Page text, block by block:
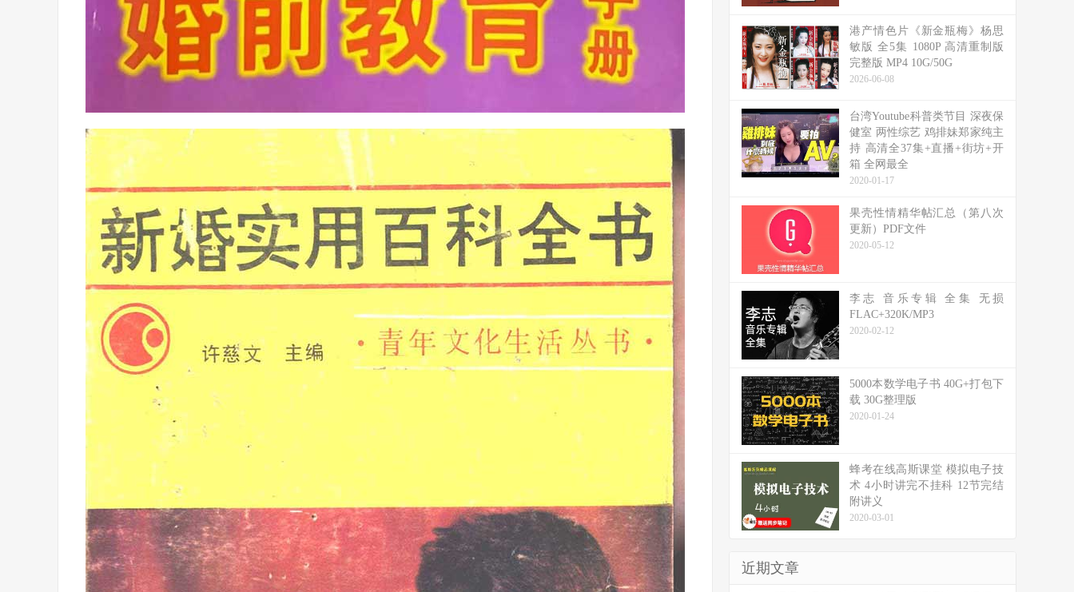
港产情色片《新金瓶梅》杨思
敏版 全5集 1080P 高清重制版
完整版 MP4 10G/50G
2026-06-08
台湾Youtube科普类节目 深夜保
健室 两性综艺 鸡排妹郑家纯主
持 高清全37集+直播+街坊+开
箱 全网最全
2020-01-17
果壳性情精华帖汇总（第八次
更新）PDF文件
2020-05-12
李志 音乐专辑 全集 无损
FLAC+320K/MP3
2020-02-12
5000本数学电子书 40G+打包下
载 30G整理版
2020-01-24
蜂考在线高斯课堂 模拟电子技
术 4小时讲完不挂科 12节完结
附讲义
2020-03-01
近期文章